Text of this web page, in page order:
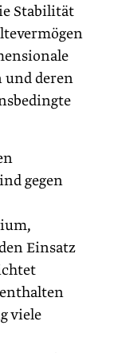
Stabilität
und deren
gegen
Einsatz
viele